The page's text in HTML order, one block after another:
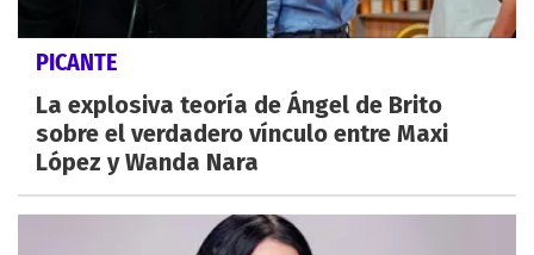
PICANTE
La explosiva teoría de Ángel de Brito
sobre el verdadero vínculo entre Maxi
López y Wanda Nara